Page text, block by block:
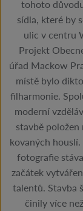
tohoto
sídla, které by
ulic v centru
Projekt
úřad Mackow
místě bylo
filharmonie.
moderní
stavbě
kovaných
fotografie
začátek
talentů. Stavba
činily více